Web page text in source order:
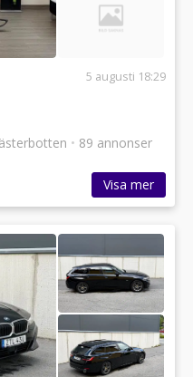
5 augusti 18:29
• 89 annonser
Visa mer